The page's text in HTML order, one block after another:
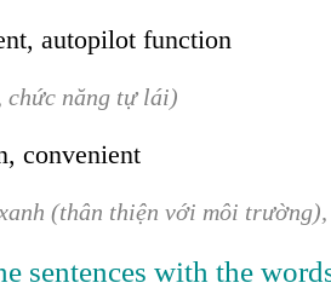
autopilot function
chức năng tự lái)
convenient
(thân thiện với môi
sentences with the